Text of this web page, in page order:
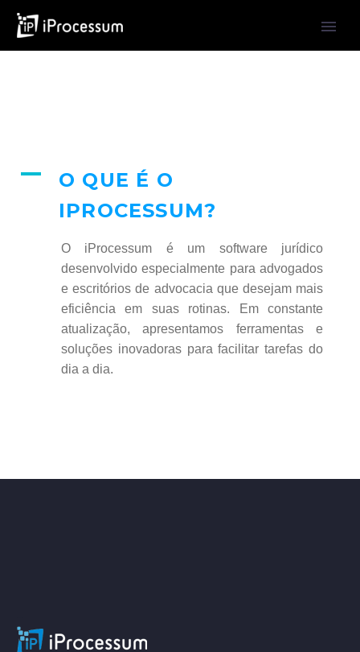
A
O QUE É O
IPROCESSUM?
O iProcessum é um software jurídico
desenvolvido especialmente para advogados
e escritórios de advocacia que desejam mais
eficiência em suas rotinas. Em constante
atualização, apresentamos ferramentas e
soluções inovadoras para facilitar tarefas do
dia a dia.